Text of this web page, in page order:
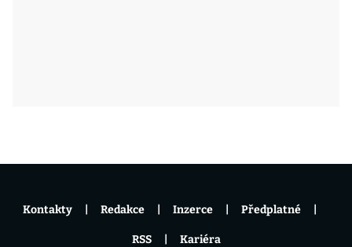
Kontakty Redakce Inzerce Předplatné
RSS Kariéra